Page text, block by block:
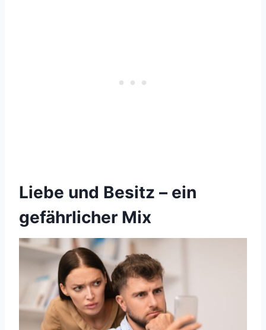
Liebe und Besitz – ein
gefährlicher Mix